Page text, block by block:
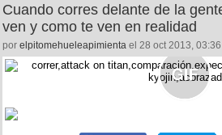
Cuando corres delante de la
ven y como te ven en realidad
por elpitomehueleapimienta el 28 oct 2013, 03:36